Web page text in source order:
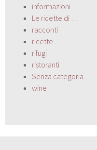
informazioni
Le ricette di …
racconti
ricette
rifugi
ristoranti
Senza categoria
wine